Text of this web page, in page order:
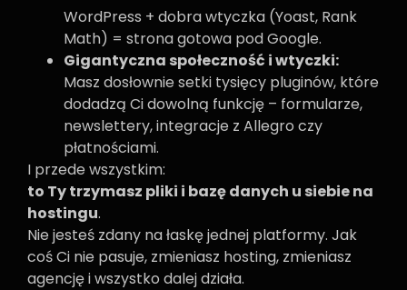
WordPress + dobra wtyczka (Yoast, Rank
Math) = strona gotowa pod Google.
Gigantyczna społeczność i wtyczki:
Masz dosłownie setki tysięcy pluginów, które
dodadzą Ci dowolną funkcję – formularze,
newslettery, integracje z Allegro czy
płatnościami.
I przede wszystkim:
to Ty trzymasz pliki i bazę danych u siebie na
hostingu.
Nie jesteś zdany na łaskę jednej platformy. Jak
coś Ci nie pasuje, zmieniasz hosting, zmieniasz
agencję i wszystko dalej działa.